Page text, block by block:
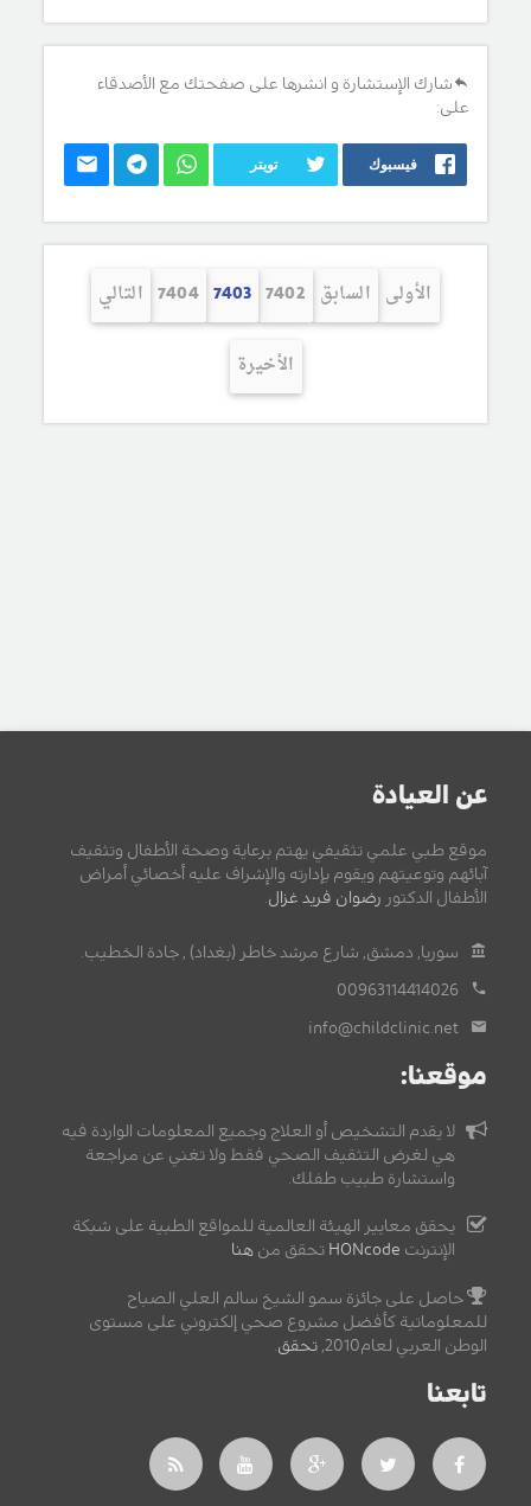
شارك الإستشارة و انشرها على صفحتك مع الأصدقاء
على:
فيسبوك تويتر
الأولى السابق 7402
7403
7404 التالي
الأخيرة
عن العيادة
موقع طبي علمي تثقيفي يهتم برعاية وصحة الأطفال وتثقيف
آبائهم وتوعيتهم ويقوم بإدارته والإشراف عليه أخصائي أمراض
الأطفال الدكتور رضوان فريد غزال
سوريا, دمشق, شارع مرشد خاطر (بغداد) , جادة الخطيب.
00963114414026
info@childclinic.net
موقعنا:
لا يقدم التشخيص أو العلاج وجميع المعلومات الواردة فيه
هي لغرض التثقيف الصحي فقط ولا تغني عن مراجعة
واستشارة طبيب طفلك.
يحقق معايير الهيئة العالمية للمواقع الطبية على شبكة
الإنترنت HONcode تحقق من هنا
حاصل على جائزة سمو الشيخ سالم العلي الصباح
للمعلوماتية كأفضل مشروع صحي إلكتروني على مستوى
الوطن العربي لعام2010,
تحقق
تابعنا